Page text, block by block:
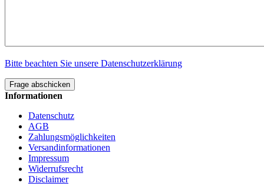
Bitte beachten Sie unsere Datenschutzerklärung
Frage abschicken
Informationen
Datenschutz
AGB
Zahlungsmöglichkeiten
Versandinformationen
Impressum
Widerrufsrecht
Disclaimer